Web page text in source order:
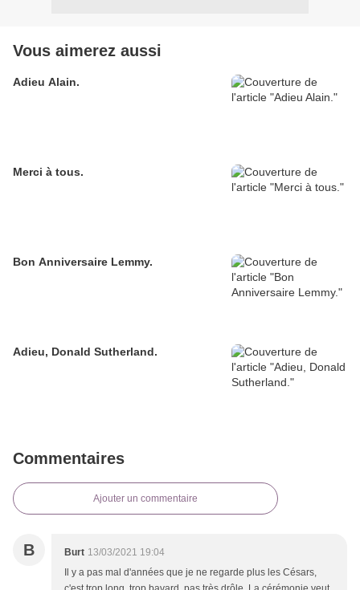
Vous aimerez aussi
Adieu Alain.
Merci à tous.
Bon Anniversaire Lemmy.
Adieu, Donald Sutherland.
Commentaires
Ajouter un commentaire
B Burt 13/03/2021 19:04
Il y a pas mal d'années que je ne regarde plus les Césars,